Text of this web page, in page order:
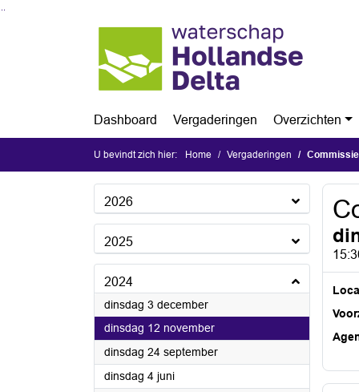
Dashboard Vergaderingen Overzichten
U bevindt zich hier: Home Vergaderingen Commissie
2026
2025
2024
dinsdag 3 december2024
dinsdag 12 november2024
dinsdag 24 september2024
dinsdag 4 juni2024